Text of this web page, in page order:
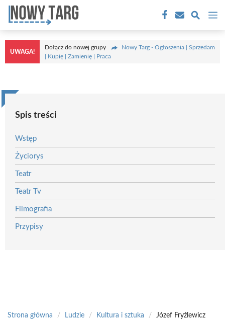
Przejdź
treści
UWAGA!
Dołącz do nowej grupy
Nowy Targ - Ogłoszenia | Sprzedam
| Kupię | Zamienię | Praca
Spis treści
Wstęp
Życiorys
Teatr
Teatr Tv
Filmografia
Przypisy
Strona główna / Ludzie / Kultura i sztuka / Józef Fryźlewicz